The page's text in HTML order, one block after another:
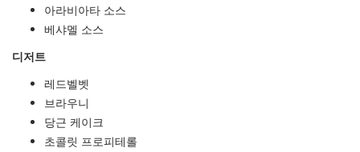
아라비아타 소스
베샤멜 소스
디저트
레드벨벳
브라우니
당근 케이크
초콜릿 프로피테롤